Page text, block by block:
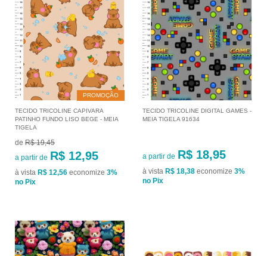
PROMOÇÃO
TECIDO TRICOLINE CAPIVARA
PATINHO FUNDO LISO BEGE - MEIA
TIGELA
de R$ 19,45
a partir de R$ 12,95
à vista R$ 12,56 economize 3%
no Pix
TECIDO TRICOLINE DIGITAL GAMES -
MEIA TIGELA 91634
a partir de R$ 18,95
à vista R$ 18,38 economize 3%
no Pix